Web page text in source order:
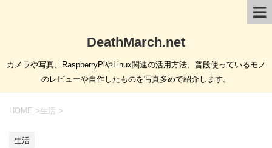
DeathMarch.net
カメラや写真、RaspberryPiやLinux関連の活用方法、普段使っているモノ
のレビューや自作したものを写真多めで紹介します。
HOME >生活 >
生活